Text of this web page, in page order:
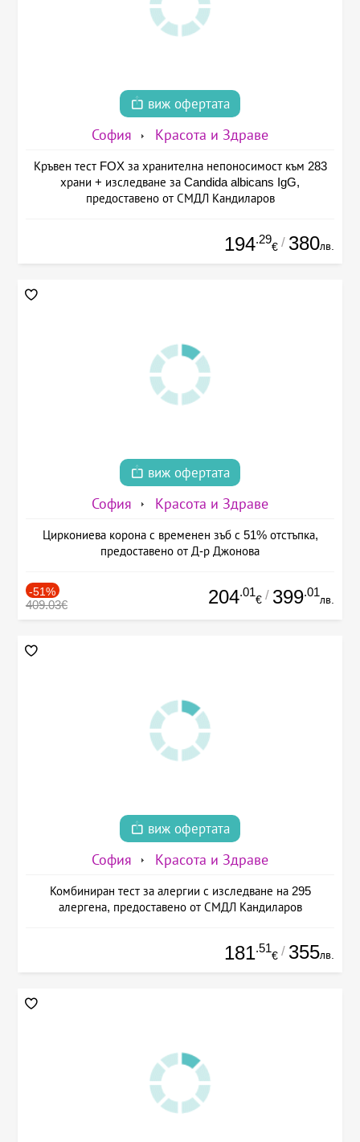
виж офертата
София Красота и Здраве
Кръвен тест FOX за хранителна непоносимост към 283
храни + изследване за Candida albicans IgG,
предоставено от СМДЛ Кандиларов
194.29
€ / 380лв.
виж офертата
София Красота и Здраве
Циркониева корона с временен зъб с 51% отстъпка,
предоставено от Д-р Джонова
-51%
409.03€ 204.01
€ / 399.01
лв.
виж офертата
София Красота и Здраве
Комбиниран тест за алергии с изследване на 295
алергена, предоставено от СМДЛ Кандиларов
181.51
€ / 355лв.